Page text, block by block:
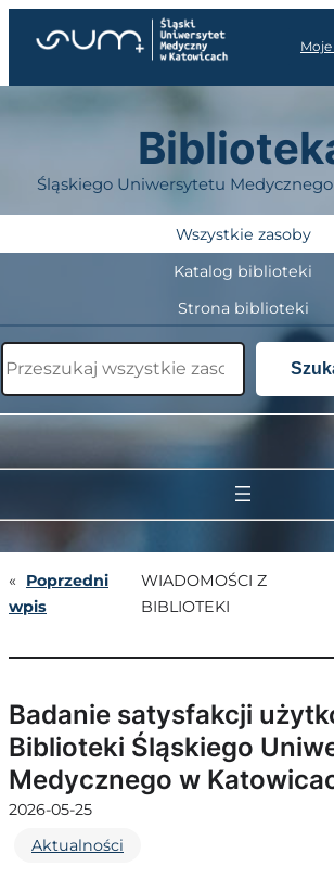
Śląskiego Uniwersytetu
Wszystkie zasoby
Katalog biblioteki
Strona biblioteki
«
Poprzedni
wpis
WIADOMOŚCI Z
BIBLIOTEKI
Badanie satysfakcji
Biblioteki Śląskiego
Medycznego w
2026-05-25
Aktualności